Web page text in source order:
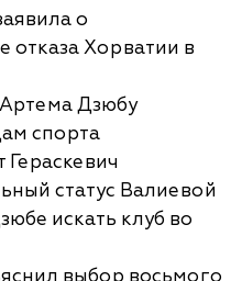
о
отказа Хорватии в
Дзюбу
спорта
Гераскевич
статус Валиевой
искать клуб во
выбор восьмого